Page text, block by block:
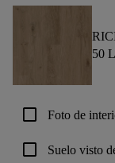
50
check_box_outline_blank Foto de
check_box_outline_blank Suelo visto